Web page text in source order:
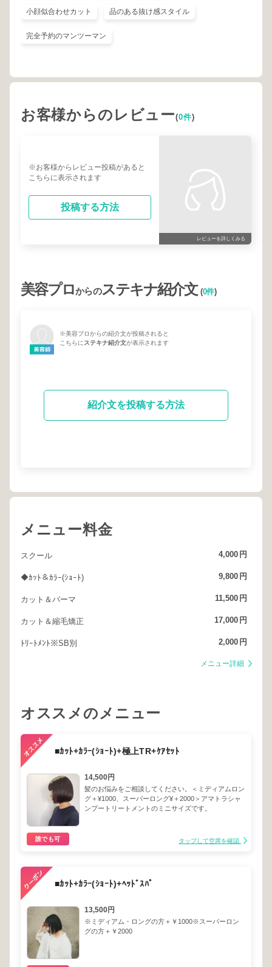
小顔似合わせカット 品のある抜け感スタイル
完全予約のマンツーマン
お客様からのレビュー(0件)
※お客様からレビュー投稿があると
こちらに表示されます
投稿する方法
レビューを詳しくみる
美容プロからのステキナ紹介文(0件)
※美容プロからの紹介文が投稿されると
こちらにステキナ紹介文が表示されます
紹介文を投稿する方法
メニュー料金
スクール 4,000 円
◆ｶｯﾄ＆ｶﾗｰ(ｼｮｰﾄ) 9,800 円
カット＆パーマ 11,500 円
カット＆縮毛矯正 17,000 円
ﾄﾘｰﾄﾒﾝﾄ※SB別 2,000 円
メニュー詳細
オススメのメニュー
■ｶｯﾄ+ｶﾗｰ(ｼｮｰﾄ)+極上TR+ｹｱｾｯﾄ
14,500円
髪のお悩みをご相談してください。＜ミディアムロン
グ＋¥1000、スーパーロング¥＋2000＞アマトラシャ
ンプートリートメントのミニサイズです。
誰でも可 タップして空席を確認
■ｶｯﾄ+ｶﾗｰ(ｼｮｰﾄ)+ﾍｯﾄﾞｽﾊﾟ
13,500円
※ミディアム・ロングの方＋￥1000※スーパーロン
グの方＋￥2000